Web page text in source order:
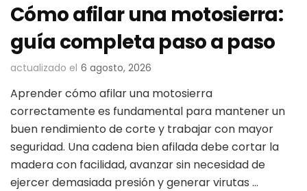
Cómo afilar una motosierra:
guía completa paso a paso
actualizado el 6 agosto, 2026
Aprender cómo afilar una motosierra
correctamente es fundamental para mantener un
buen rendimiento de corte y trabajar con mayor
seguridad. Una cadena bien afilada debe cortar la
madera con facilidad, avanzar sin necesidad de
ejercer demasiada presión y generar virutas …